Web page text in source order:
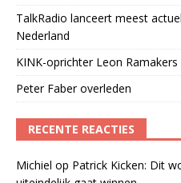
TalkRadio lanceert meest
Nederland
KINK-oprichter Leon
Peter Faber overleden
RECENTE REACTIES
Michiel op Patrick Kicken: Dit